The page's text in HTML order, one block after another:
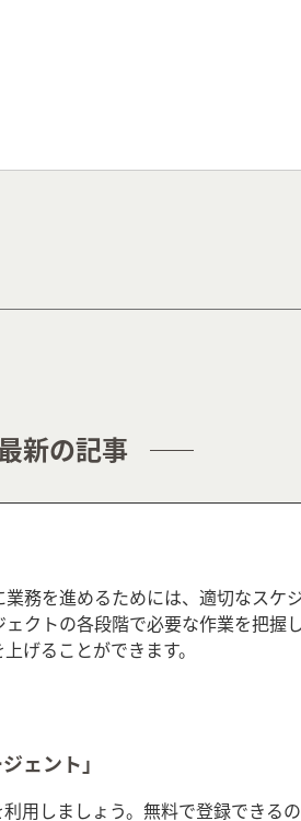
新の記事
務を進めるためには、適切なスケ
クトの各段階で必要な作業を把握
げることができます。
ェント」
用しましょう。無料で登録できる